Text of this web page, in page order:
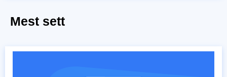
Mest sett